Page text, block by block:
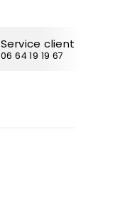
Service client
06 64 19 19 67